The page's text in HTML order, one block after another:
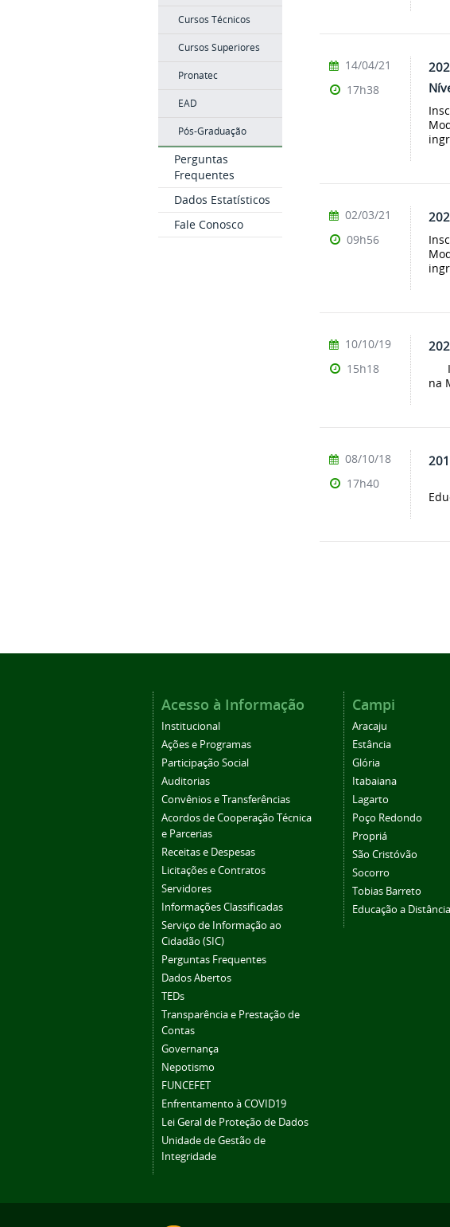
Cursos Técnicos
Cursos Superiores
Pronatec
EAD
Pós-Graduação
Perguntas
Frequentes
Dados Estatísticos
Fale Conosco
14/04/21
17h38
02/03/21
09h56
na
10/10/19
15h18
08/10/18
17h40
Acesso à Informação
Institucional
Ações e Programas
Participação Social
Auditorias
Convênios e Transferências
Acordos de Cooperação Técnica
e Parcerias
Receitas e Despesas
Licitações e Contratos
Servidores
Informações Classificadas
Serviço de Informação ao
Cidadão (SIC)
Perguntas Frequentes
Dados Abertos
TEDs
Transparência e Prestação de
Contas
Governança
Nepotismo
FUNCEFET
Enfrentamento à COVID19
Lei Geral de Proteção de Dados
Unidade de Gestão de
Integridade
Campi
Aracaju
Estância
Glória
Itabaiana
Lagarto
Poço Redondo
Propriá
São Cristóvão
Socorro
Tobias Barreto
Educação a Distância